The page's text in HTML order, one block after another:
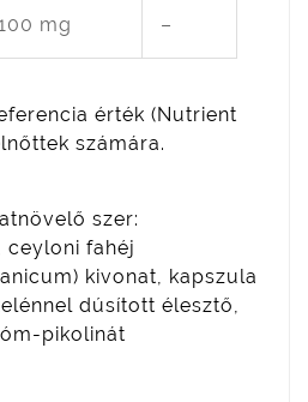
mg –
érték (Nutrient
számára.
szer:
ceyloni fahéj
kivonat, kapszula
dúsított élesztő,
pikolinát